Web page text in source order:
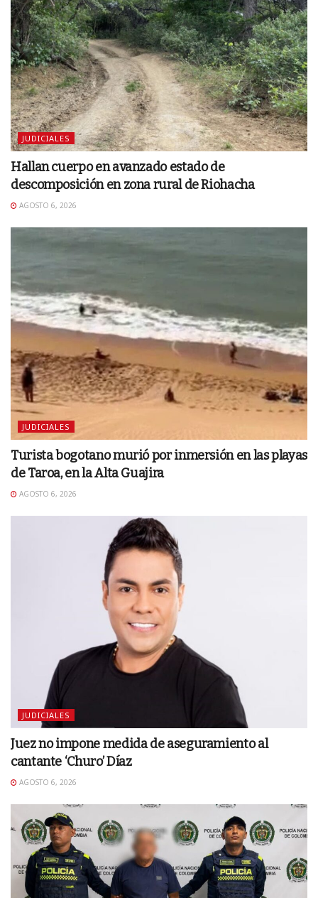
JUDICIALES
Hallan cuerpo en avanzado estado de
descomposición en zona rural de Riohacha
AGOSTO 6, 2026
JUDICIALES
Turista bogotano murió por inmersión en las playas
de Taroa, en la Alta Guajira
AGOSTO 6, 2026
JUDICIALES
Juez no impone medida de aseguramiento al
cantante ‘Churo’ Díaz
AGOSTO 6, 2026